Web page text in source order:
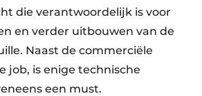
die verantwoordelijk is voor
en verder uitbouwen van de
Naast de commerciële
job, is enige technische
een must.